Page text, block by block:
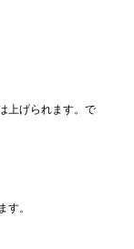
上げられます。で
す。